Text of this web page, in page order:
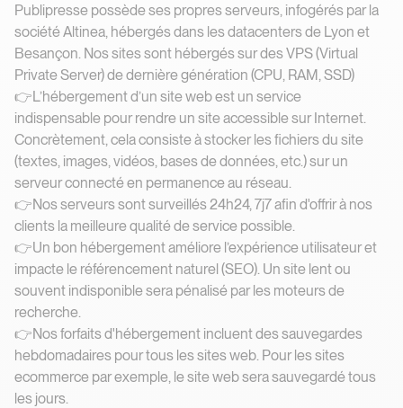
Publipresse possède ses propres serveurs, infogérés par la
société Altinea, hébergés dans les datacenters de Lyon et
Besançon. Nos sites sont hébergés sur des VPS (Virtual
Private Server) de dernière génération (CPU, RAM, SSD)
👉L’hébergement d’un site web est un service
indispensable pour rendre un site accessible sur Internet.
Concrètement, cela consiste à stocker les fichiers du site
(textes, images, vidéos, bases de données, etc.) sur un
serveur connecté en permanence au réseau.
👉Nos serveurs sont surveillés 24h24, 7j7 afin d'offrir à nos
clients la meilleure qualité de service possible.
👉Un bon hébergement améliore l’expérience utilisateur et
impacte le référencement naturel (SEO). Un site lent ou
souvent indisponible sera pénalisé par les moteurs de
recherche.
👉Nos forfaits d'hébergement incluent des sauvegardes
hebdomadaires pour tous les sites web. Pour les sites
ecommerce par exemple, le site web sera sauvegardé tous
les jours.